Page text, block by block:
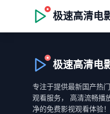
极速高清电
极速高清电
专注于提供最新国产热
观看服务， 高清流畅播
净的免费影视观看体验！